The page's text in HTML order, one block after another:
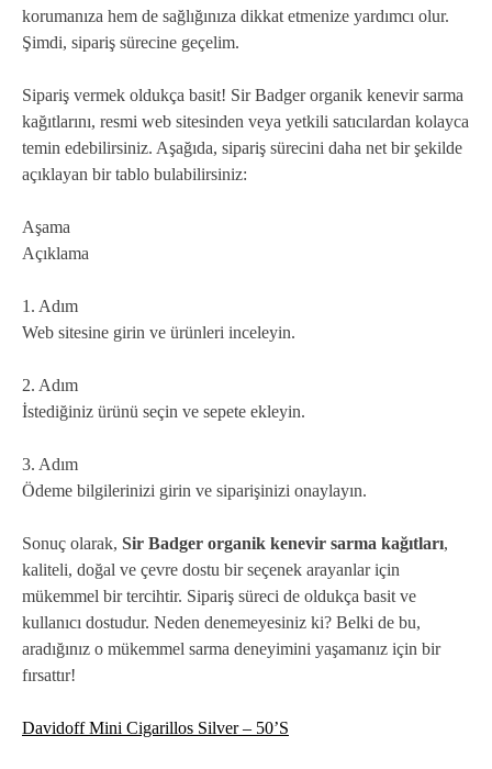
korumanıza hem de sağlığınıza dikkat etmenize yardımcı olur.
Şimdi, sipariş sürecine geçelim.
Sipariş vermek oldukça basit! Sir Badger organik kenevir sarma
kağıtlarını, resmi web sitesinden veya yetkili satıcılardan kolayca
temin edebilirsiniz. Aşağıda, sipariş sürecini daha net bir şekilde
açıklayan bir tablo bulabilirsiniz:
Aşama
Açıklama
1. Adım
Web sitesine girin ve ürünleri inceleyin.
2. Adım
İstediğiniz ürünü seçin ve sepete ekleyin.
3. Adım
Ödeme bilgilerinizi girin ve siparişinizi onaylayın.
Sonuç olarak, Sir Badger organik kenevir sarma kağıtları,
kaliteli, doğal ve çevre dostu bir seçenek arayanlar için
mükemmel bir tercihtir. Sipariş süreci de oldukça basit ve
kullanıcı dostudur. Neden denemeyesiniz ki? Belki de bu,
aradığınız o mükemmel sarma deneyimini yaşamanız için bir
fırsattır!
Davidoff Mini Cigarillos Silver – 50’S